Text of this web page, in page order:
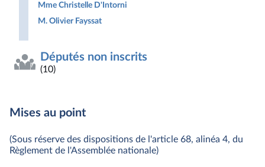
Mme Christelle D'Intorni
M. Olivier Fayssat
Députés non inscrits
(10)
Mises au point
(Sous réserve des dispositions de l'article 68, alinéa 4, du
Règlement de l'Assemblée nationale)